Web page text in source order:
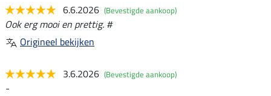
6.6.2026 (Bevestigde aankoop)
Ook erg mooi en prettig. #
Origineel bekijken
3.6.2026 (Bevestigde aankoop)
-